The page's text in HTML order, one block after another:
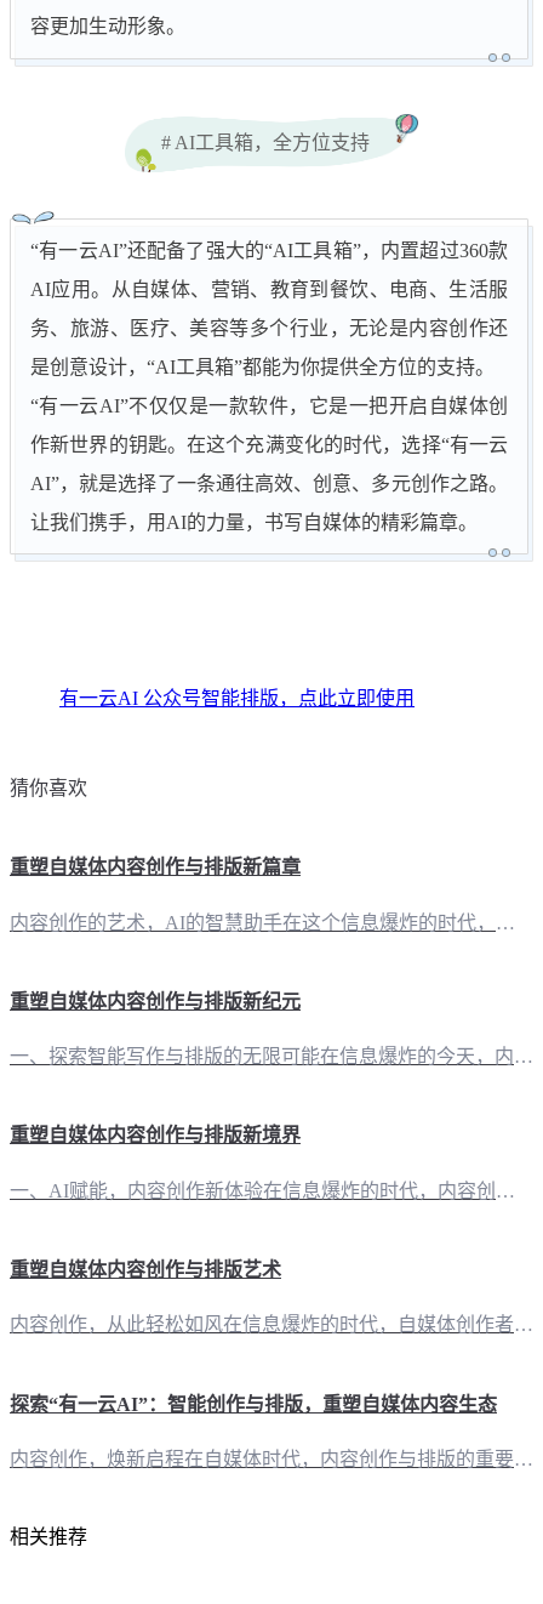
容更加生动形象。
# AI工具箱，全方位支持
“有一云AI”还配备了强大的“AI工具箱”，内置超过360款
AI应用。从自媒体、营销、教育到餐饮、电商、生活服
务、旅游、医疗、美容等多个行业，无论是内容创作还
是创意设计，“AI工具箱”都能为你提供全方位的支持。
“有一云AI”不仅仅是一款软件，它是一把开启自媒体创
作新世界的钥匙。在这个充满变化的时代，选择“有一云
AI”，就是选择了一条通往高效、创意、多元创作之路。
让我们携手，用AI的力量，书写自媒体的精彩篇章。
有一云AI 公众号智能排版，点此立即使用
猜你喜欢
重塑自媒体内容创作与排版新篇章
内容创作的艺术，AI的智慧助手在这个信息爆炸的时代，自媒体创作者们面临着内容创作的巨大挑战。如何快速、高效地创作出高质量的内容，成为许多人的难题。而“有一云AI”正是为了解决这一难题而生，它不仅是一款软件，更是一位懂得你需求的创作伙伴。 有一云在手，排版无忧在内容排版方面，“有一云AI”犹如一位技艺高超的装修大师。它提供了包含标题、内容、图文、分隔、引导等五大类的数千款装修皮肤，让每一次排版都如
重塑自媒体内容创作与排版新纪元
一、探索智能写作与排版的无限可能在信息爆炸的今天，内容创作与排版的重要性不言而喻。作为自媒体创作者，您是否曾为寻找灵感而苦恼？是否曾因排版繁琐而效率低下？现在，让“有一云AI”为您开启全新篇章。 二、五大类装修皮肤，千款选择，满足个性需求“有一云AI”深知，排版不仅是内容的呈现，更是创作者情感与思想的传递。为此，我们精心设计了包含标题、内容、图文、分隔、引导五大类的数千款装修皮肤，让您的每一篇推
重塑自媒体内容创作与排版新境界
一、AI赋能，内容创作新体验在信息爆炸的时代，内容创作成为自媒体创作者的核心竞争力。然而，创作与排版的过程往往耗时费力。此时，“有一云AI”应运而生，为自媒体创作者提供了一站式的AI智能写作与排版解决方案。 二、排版之美，千款皮肤随心搭配“有一云AI”在内容排版方面独具匠心，提供涵盖标题、内容、图文、分隔、引导等五大类的数千款装修皮肤。这些皮肤设计精美，风格多样，让您的文章在众多内容中脱颖而出。
重塑自媒体内容创作与排版艺术
内容创作，从此轻松如风在信息爆炸的时代，自媒体创作者面临着巨大的内容创作压力。然而，有了“有一云AI”，这一切都将变得轻松自如。 AI智能写作，轻松驾驭创意“有一云AI”的智能写作功能，能根据用户需求自动生成文案，无论是公众号文章、新闻稿还是广告文案，都能在短时间内完成创作，极大地提高了创作者的工作效率。 段落扩写与内容润色，细腻打磨文字除了基础创作，“有一云AI”还具备段落扩写和内容润色能力，
探索“有一云AI”：智能创作与排版，重塑自媒体内容生态
内容创作，焕新启程在自媒体时代，内容创作与排版的重要性不言而喻。而“有一云AI”的出现，犹如一股清流，为创作者们带来了前所未有的便捷与高效。 AI赋能，创作不再繁琐“有一云AI”以智能写作和排版为核心，旨在解放创作者的双手，让创作变得更轻松。这款软件支持公众号、头条号、小红书、百家号、知乎、企鹅号、搜狐号、新浪头条、百度文库等多家自媒体平台，实现创作需求的一站式满足。 排版艺术，千款皮肤随心选在
相关推荐